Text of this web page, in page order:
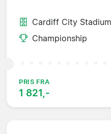
Cardiff City Stadium
Championship
PRIS FRA
1 821,-